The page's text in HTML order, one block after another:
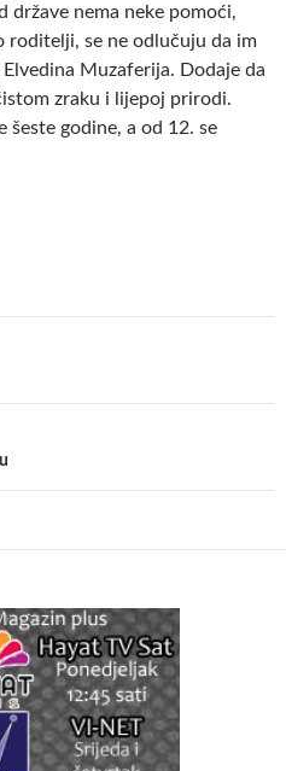
države nema neke pomoći,
roditelji, se ne odlučuju da im
Muzaferija. Dodaje da
zraku i lijepoj prirodi.
šeste godine, a od 12. se